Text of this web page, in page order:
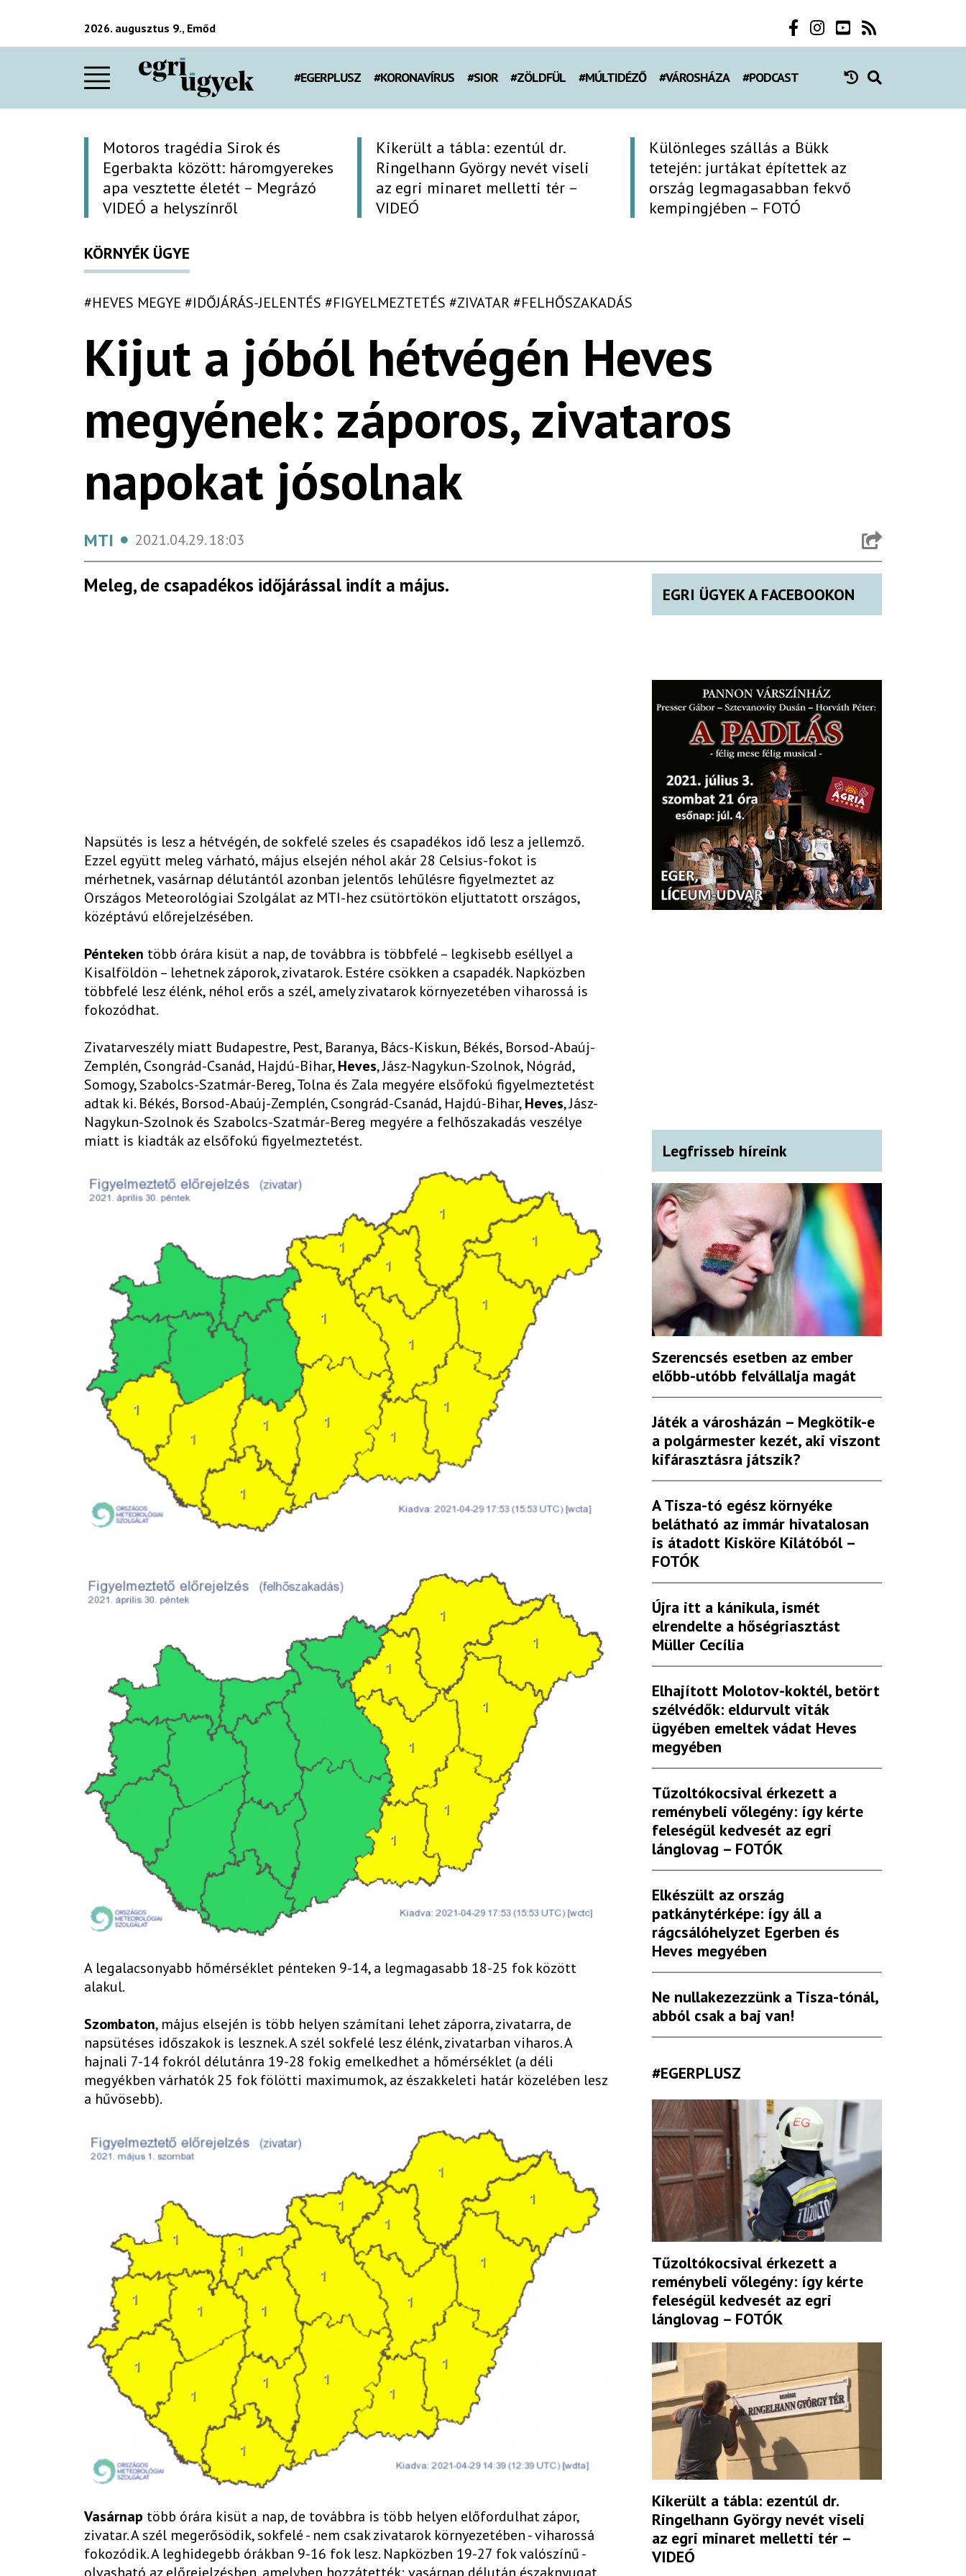
2026. augusztus 9., Emőd
#EGERPLUSZ #KORONAVÍRUS #SIOR #ZÖLDFÜL #MÚLTIDÉZŐ #VÁROSHÁZA #PODCAST
Motoros tragédia Sirok és
Egerbakta között: háromgyerekes
apa vesztette életét – Megrázó
VIDEÓ a helyszínről
Kikerült a tábla: ezentúl dr.
Ringelhann György nevét viseli
az egri minaret melletti tér –
VIDEÓ
Különleges szállás a Bükk
tetején: jurtákat építettek az
ország legmagasabban fekvő
kempingjében – FOTÓ
KÖRNYÉK ÜGYE
#HEVES MEGYE #IDŐJÁRÁS-JELENTÉS #FIGYELMEZTETÉS #ZIVATAR #FELHŐSZAKADÁS
Kijut a jóból hétvégén Heves
megyének: záporos, zivataros
napokat jósolnak
MTI 2021.04.29.18:03
Meleg, de csapadékos időjárással indít a május.
Napsütés is lesz a hétvégén, de sokfelé szeles és csapadékos idő lesz a jellemző.
Ezzel együtt meleg várható, május elsején néhol akár 28 Celsius-fokot is
mérhetnek, vasárnap délutántól azonban jelentős lehűlésre figyelmeztet az
Országos Meteorológiai Szolgálat az MTI-hez csütörtökön eljuttatott országos,
középtávú előrejelzésében.
Pénteken több órára kisüt a nap, de továbbra is többfelé – legkisebb eséllyel a
Kisalföldön – lehetnek záporok, zivatarok. Estére csökken a csapadék. Napközben
többfelé lesz élénk, néhol erős a szél, amely zivatarok környezetében viharossá is
fokozódhat.
Zivatarveszély miatt Budapestre, Pest, Baranya, Bács-Kiskun, Békés, Borsod-Abaúj-
Zemplén, Csongrád-Csanád, Hajdú-Bihar,Heves, Jász-Nagykun-Szolnok, Nógrád,
Somogy, Szabolcs-Szatmár-Bereg, Tolna és Zala megyére elsőfokú figyelmeztetést
adtak ki. Békés, Borsod-Abaúj-Zemplén, Csongrád-Csanád, Hajdú-Bihar,Heves, Jász-
Nagykun-Szolnok és Szabolcs-Szatmár-Bereg megyére a felhőszakadás veszélye
miatt is kiadták az elsőfokú figyelmeztetést.
A legalacsonyabb hőmérséklet pénteken 9-14, a legmagasabb 18-25 fok között
alakul.
Szombaton, május elsején is több helyen számítani lehet záporra, zivatarra, de
napsütéses időszakok is lesznek. A szél sokfelé lesz élénk, zivatarban viharos. A
hajnali 7-14 fokról délutánra 19-28 fokig emelkedhet a hőmérséklet (a déli
megyékben várhatók 25 fok fölötti maximumok, az északkeleti határ közelében lesz
a hűvösebb).
Vasárnap több órára kisüt a nap, de továbbra is több helyen előfordulhat zápor,
zivatar. A szél megerősödik, sokfelé - nem csak zivatarok környezetében - viharossá
fokozódik. A leghidegebb órákban 9-16 fok lesz. Napközben 19-27 fok valószínű -
olvasható az előrejelzésben, amelyben hozzátették: vasárnap délután északnyugat
EGRI ÜGYEK A FACEBOOKON
Legfrisseb híreink
Szerencsés esetben az ember
előbb-utóbb felvállalja magát
Játék a városházán – Megkötik-e
a polgármester kezét, aki viszont
kifárasztásra játszik?
A Tisza-tó egész környéke
belátható az immár hivatalosan
is átadott Kisköre Kilátóból –
FOTÓK
Újra itt a kánikula, ismét
elrendelte a hőségriasztást
Müller Cecília
Elhajított Molotov-koktél, betört
szélvédők: eldurvult viták
ügyében emeltek vádat Heves
megyében
Tűzoltókocsival érkezett a
reménybeli vőlegény: így kérte
feleségül kedvesét az egri
lánglovag – FOTÓK
Elkészült az ország
patkánytérképe: így áll a
rágcsálóhelyzet Egerben és
Heves megyében
Ne nullakezezzünk a Tisza-tónál,
abból csak a baj van!
#EGERPLUSZ
Tűzoltókocsival érkezett a
reménybeli vőlegény: így kérte
feleségül kedvesét az egri
lánglovag – FOTÓK
Kikerült a tábla: ezentúl dr.
Ringelhann György nevét viseli
az egri minaret melletti tér –
VIDEÓ